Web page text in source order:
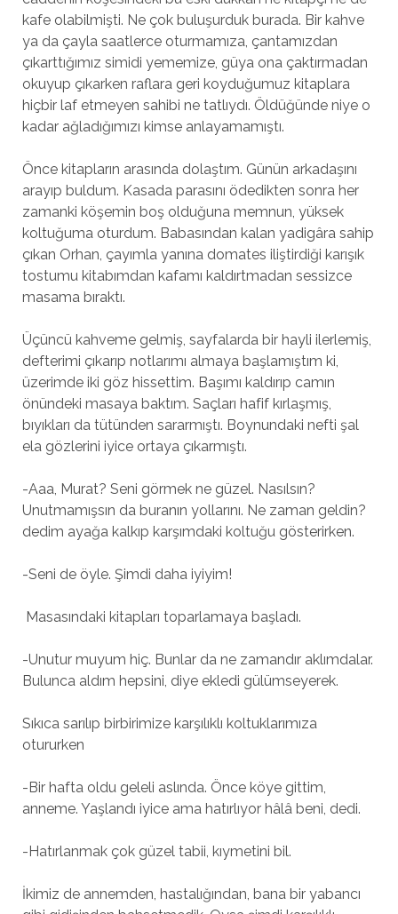
kafe olabilmişti. Ne çok buluşurduk burada. Bir kahve
ya da çayla saatlerce oturmamıza, çantamızdan
çıkarttığımız simidi yememize, güya ona çaktırmadan
okuyup çıkarken raflara geri koyduğumuz kitaplara
hiçbir laf etmeyen sahibi ne tatlıydı. Öldüğünde niye o
kadar ağladığımızı kimse anlayamamıştı.
Önce kitapların arasında dolaştım. Günün arkadaşını
arayıp buldum. Kasada parasını ödedikten sonra her
zamanki köşemin boş olduğuna memnun, yüksek
koltuğuma oturdum. Babasından kalan yadigâra sahip
çıkan Orhan, çayımla yanına domates iliştirdiği karışık
tostumu kitabımdan kafamı kaldırtmadan sessizce
masama bıraktı.
Üçüncü kahveme gelmiş, sayfalarda bir hayli ilerlemiş,
defterimi çıkarıp notlarımı almaya başlamıştım ki,
üzerimde iki göz hissettim. Başımı kaldırıp camın
önündeki masaya baktım. Saçları hafif kırlaşmış,
bıyıkları da tütünden sararmıştı. Boynundaki nefti şal
ela gözlerini iyice ortaya çıkarmıştı.
-Aaa, Murat? Seni görmek ne güzel. Nasılsın?
Unutmamışsın da buranın yollarını. Ne zaman geldin?
dedim ayağa kalkıp karşımdaki koltuğu gösterirken.
-Seni de öyle. Şimdi daha iyiyim!
Masasındaki kitapları toparlamaya başladı.
-Unutur muyum hiç. Bunlar da ne zamandır aklımdalar.
Bulunca aldım hepsini, diye ekledi gülümseyerek.
Sıkıca sarılıp birbirimize karşılıklı koltuklarımıza
otururken
-Bir hafta oldu geleli aslında. Önce köye gittim,
anneme. Yaşlandı iyice ama hatırlıyor hâlâ beni, dedi.
-Hatırlanmak çok güzel tabii, kıymetini bil.
İkimiz de annemden, hastalığından, bana bir yabancı